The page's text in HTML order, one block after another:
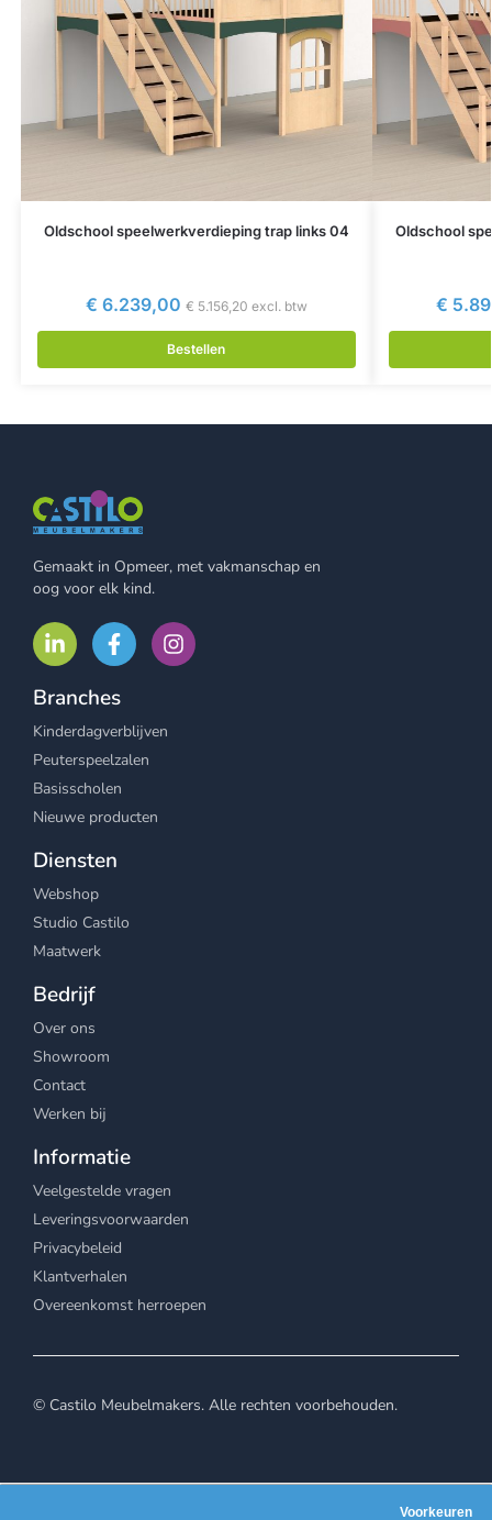
Oldschool speelwerkverdieping trap links 04
€ 6.239,00 € 5.156,20 excl. btw
Bestellen
Oldschool
€
Gemaakt in Opmeer, met vakmanschap en
oog voor elk kind.
Branches
Kinderdagverblijven
Peuterspeelzalen
Basisscholen
Nieuwe producten
Diensten
Webshop
Studio Castilo
Maatwerk
Bedrijf
Over ons
Showroom
Contact
Werken bij
Informatie
Veelgestelde vragen
Leveringsvoorwaarden
Privacybeleid
Klantverhalen
Overeenkomst herroepen
© Castilo Meubelmakers. Alle rechten voorbehouden.